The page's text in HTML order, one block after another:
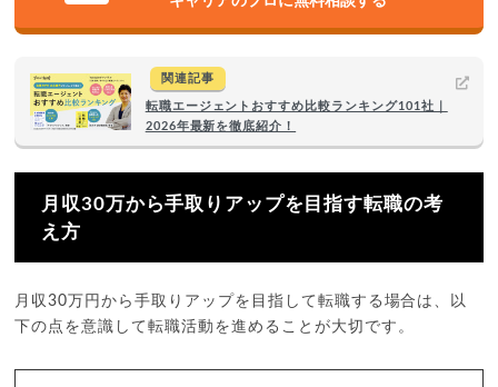
関連記事
転職エージェントおすすめ比較ランキング101社｜
2026年最新を徹底紹介！
月収30万から手取りアップを目指す転職の考
え方
月収30万円から手取りアップを目指して転職する場合は、以
下の点を意識して転職活動を進めることが大切です。